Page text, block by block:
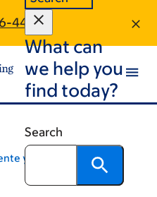
4421
What can
we help you
find today?
Search
y la comunidad